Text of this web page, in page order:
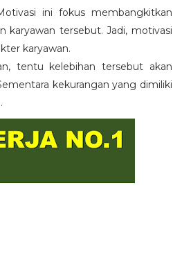
ini fokus membangkitkan
karyawan tersebut. Jadi, motivasi
karyawan.
tentu kelebihan tersebut akan
kekurangan yang dimiliki